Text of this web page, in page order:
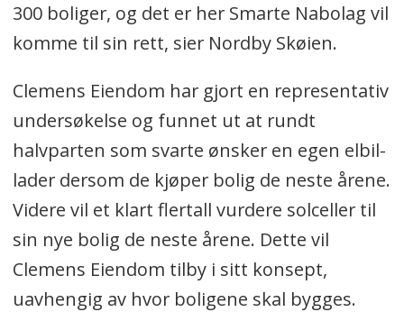
300 boliger, og det er her Smarte Nabolag vil
komme til sin rett, sier Nordby Skøien.
Clemens Eiendom har gjort en representativ
undersøkelse og funnet ut at rundt
halvparten som svarte ønsker en egen elbil-
lader dersom de kjøper bolig de neste årene.
Videre vil et klart flertall vurdere solceller til
sin nye bolig de neste årene. Dette vil
Clemens Eiendom tilby i sitt konsept,
uavhengig av hvor boligene skal bygges.